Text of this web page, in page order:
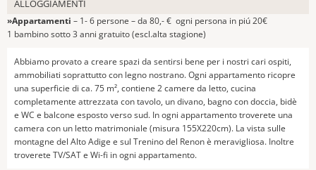
ALLOGGIAMENTI
»Appartamenti – 1- 6 persone – da 80,- € ogni persona in piú 20€
1 bambino sotto 3 anni gratuito (escl.alta stagione)
Abbiamo provato a creare spazi da sentirsi bene per i nostri cari ospiti,
ammobiliati soprattutto con legno nostrano. Ogni appartamento ricopre
una superficie di ca. 75 m², contiene 2 camere da letto, cucina
completamente attrezzata con tavolo, un divano, bagno con doccia, bidè
e WC e balcone esposto verso sud. In ogni appartamento troverete una
camera con un letto matrimoniale (misura 155X220cm). La vista sulle
montagne del Alto Adige e sul Trenino del Renon è meravigliosa. Inoltre
troverete TV/SAT e Wi-fi in ogni appartamento.